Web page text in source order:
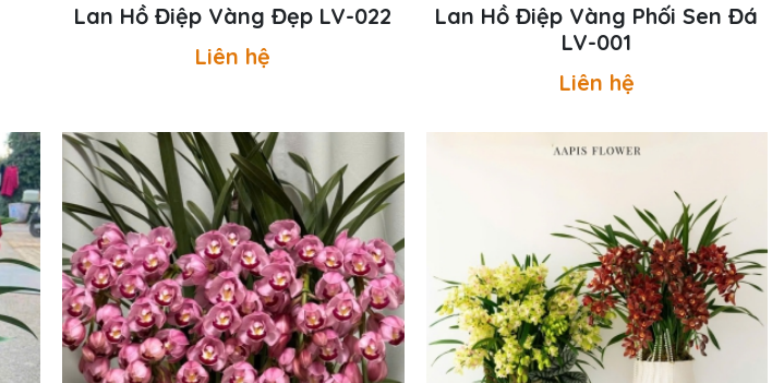
Lan Hồ Điệp Vàng Đẹp LV-022
Liên hệ
Lan Hồ Điệp Vàng Phối Sen Đá
LV-001
Liên hệ